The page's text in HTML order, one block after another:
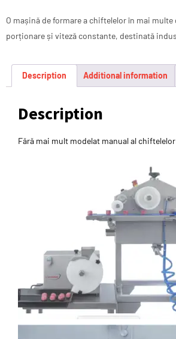
O mașină de formare a chiftelelor în mai
porționare și viteză constante, destinată
Description Additional information
Description
Fără mai mult modelat manual al